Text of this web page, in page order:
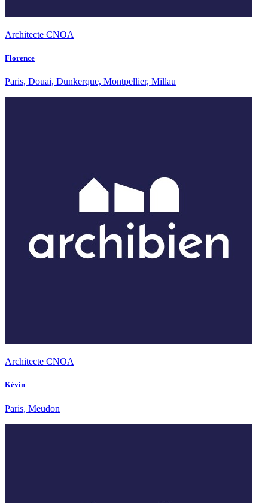
Architecte CNOA
Florence
Paris, Douai, Dunkerque, Montpellier, Millau
Architecte CNOA
Kévin
Paris, Meudon